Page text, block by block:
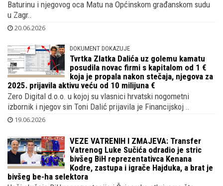
Bivši nogometaš tužio je prošle godine našeg Vatrenog
Baturinu i njegovog oca Matu na Općinskom građanskom sudu
u Zagr..
DOKUMENT DOKAZUJE
Tvrtka Zlatka Dalića uz golemu kamatu
posudila novac firmi s kapitalom od 1 €
koja je propala nakon stečaja, njegova za
2025. prijavila aktivu veću od 10 milijuna €
Zero Digital d.o.o. u kojoj su vlasnici hrvatski nogometni
izbornik i njegov sin Toni Dalić prijavila je Financijskoj ..
VEZE VATRENIH I ZMAJEVA: Transfer
Vatrenog Luke Sučića odradio je stric
bivšeg BiH reprezentativca Kenana
Kodre, zastupa i igrače Hajduka, a brat je